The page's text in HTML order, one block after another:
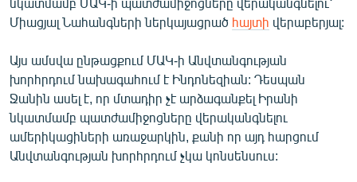
ՓՈԴՔԱՍԹ
English
Русский
ՀԵՏԵՎԵՔ ՄԵԶ
Միացյալ Նահանգների ներկայացրած հայտի վերաբերյալ:
Այս ամսվա ընթացքում ՄԱԿ-ի Անվտանգության
խորհրդում նախագահում է Ինդոնեզիան: Դեսպան
Ջանին ասել է, որ մտադիր չէ արձագանքել Իրանի
նկատմամբ պատժամիջոցները վերականգնելու
ամերիկացիների առաջարկին, քանի որ այդ հարցում
Անվտանգության խորհրդում չկա կոնսենսուս: